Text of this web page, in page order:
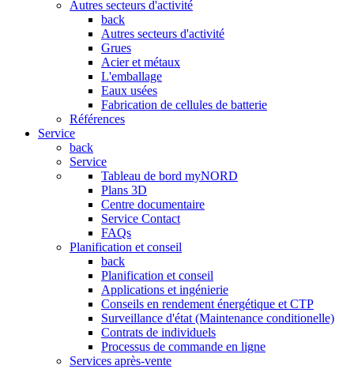
Autres secteurs d'activité
back
Autres secteurs d'activité
Grues
Acier et métaux
L'emballage
Eaux usées
Fabrication de cellules de batterie
Références
Service
back
Service
Tableau de bord myNORD
Plans 3D
Centre documentaire
Service Contact
FAQs
Planification et conseil
back
Planification et conseil
Applications et ingénierie
Conseils en rendement énergétique et CTP
Surveillance d'état (Maintenance conditionelle)
Contrats de individuels
Processus de commande en ligne
Services après-vente